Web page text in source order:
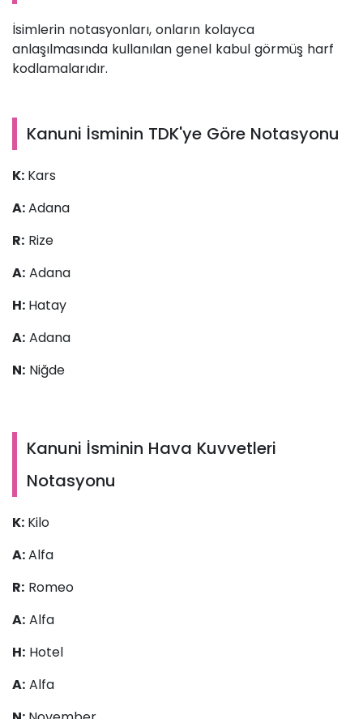
İsimlerin notasyonları, onların kolayca
anlaşılmasında kullanılan genel kabul görmüş harf
kodlamalarıdır.
Kanuni İsminin TDK'ye Göre Notasyonu
K: Kars
A:Adana
R: Rize
A: Adana
H: Hatay
A: Adana
N: Niğde
Kanuni İsminin Hava Kuvvetleri
Notasyonu
K: Kilo
A:Alfa
R: Romeo
A: Alfa
H: Hotel
A: Alfa